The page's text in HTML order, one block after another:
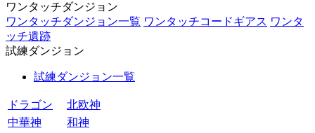
ワンタッチダンジョン
ワンタッチダンジョン一覧 ワンタッチコードギアス ワンタ
ッチ遺跡
試練ダンジョン
試練ダンジョン一覧
ドラゴン
北欧神
中華神
和神